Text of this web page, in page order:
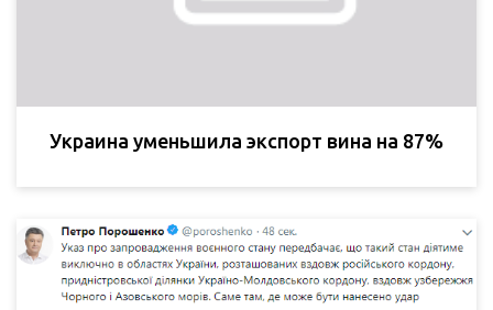
Украина уменьшила экспорт вина на 87%